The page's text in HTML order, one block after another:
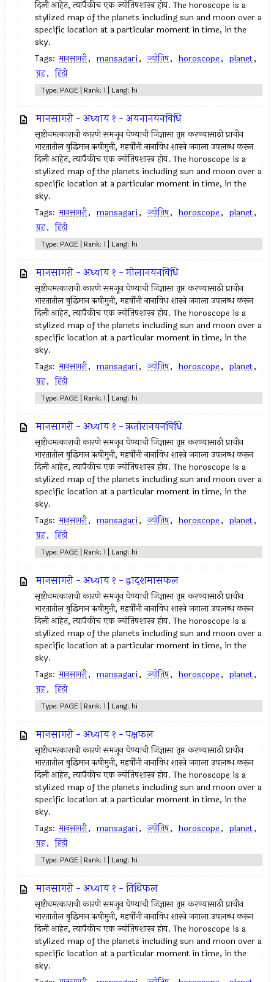
दिली आहेत, त्यापैकीच एक ज्योतिषशास्त्र होय. The horoscope is a
stylized map of the planets including sun and moon over a
specific location at a particular moment in time, in the
sky.
Tags: मानसागरी, mansagari, ज्योतिष, horoscope, planet,
ग्रह, हिंदी
Type: PAGE | Rank: 1 | Lang: hi
मानसागरी - अध्याय १ - अयनानयनविधि
सृष्टीचमत्काराची कारणे समजून घेण्याची जिज्ञासा तृप्त करण्यासाठी प्राचीन
भारतातील बुद्धिमान ऋषीमुनी, महर्षींनी नानाविध शास्त्रे जगाला उपलब्ध करून
दिली आहेत, त्यापैकीच एक ज्योतिषशास्त्र होय. The horoscope is a
stylized map of the planets including sun and moon over a
specific location at a particular moment in time, in the
sky.
Tags: मानसागरी, mansagari, ज्योतिष, horoscope, planet,
ग्रह, हिंदी
Type: PAGE | Rank: 1 | Lang: hi
मानसागरी - अध्याय १ - गोलानयनविधि
सृष्टीचमत्काराची कारणे समजून घेण्याची जिज्ञासा तृप्त करण्यासाठी प्राचीन
भारतातील बुद्धिमान ऋषीमुनी, महर्षींनी नानाविध शास्त्रे जगाला उपलब्ध करून
दिली आहेत, त्यापैकीच एक ज्योतिषशास्त्र होय. The horoscope is a
stylized map of the planets including sun and moon over a
specific location at a particular moment in time, in the
sky.
Tags: मानसागरी, mansagari, ज्योतिष, horoscope, planet,
ग्रह, हिंदी
Type: PAGE | Rank: 1 | Lang: hi
मानसागरी - अध्याय १ - ऋतोरानयनविधि
सृष्टीचमत्काराची कारणे समजून घेण्याची जिज्ञासा तृप्त करण्यासाठी प्राचीन
भारतातील बुद्धिमान ऋषीमुनी, महर्षींनी नानाविध शास्त्रे जगाला उपलब्ध करून
दिली आहेत, त्यापैकीच एक ज्योतिषशास्त्र होय. The horoscope is a
stylized map of the planets including sun and moon over a
specific location at a particular moment in time, in the
sky.
Tags: मानसागरी, mansagari, ज्योतिष, horoscope, planet,
ग्रह, हिंदी
Type: PAGE | Rank: 1 | Lang: hi
मानसागरी - अध्याय १ - द्वादशमासफल
सृष्टीचमत्काराची कारणे समजून घेण्याची जिज्ञासा तृप्त करण्यासाठी प्राचीन
भारतातील बुद्धिमान ऋषीमुनी, महर्षींनी नानाविध शास्त्रे जगाला उपलब्ध करून
दिली आहेत, त्यापैकीच एक ज्योतिषशास्त्र होय. The horoscope is a
stylized map of the planets including sun and moon over a
specific location at a particular moment in time, in the
sky.
Tags: मानसागरी, mansagari, ज्योतिष, horoscope, planet,
ग्रह, हिंदी
Type: PAGE | Rank: 1 | Lang: hi
मानसागरी - अध्याय १ - पक्षफल
सृष्टीचमत्काराची कारणे समजून घेण्याची जिज्ञासा तृप्त करण्यासाठी प्राचीन
भारतातील बुद्धिमान ऋषीमुनी, महर्षींनी नानाविध शास्त्रे जगाला उपलब्ध करून
दिली आहेत, त्यापैकीच एक ज्योतिषशास्त्र होय. The horoscope is a
stylized map of the planets including sun and moon over a
specific location at a particular moment in time, in the
sky.
Tags: मानसागरी, mansagari, ज्योतिष, horoscope, planet,
ग्रह, हिंदी
Type: PAGE | Rank: 1 | Lang: hi
मानसागरी - अध्याय १ - तिथिफल
सृष्टीचमत्काराची कारणे समजून घेण्याची जिज्ञासा तृप्त करण्यासाठी प्राचीन
भारतातील बुद्धिमान ऋषीमुनी, महर्षींनी नानाविध शास्त्रे जगाला उपलब्ध करून
दिली आहेत, त्यापैकीच एक ज्योतिषशास्त्र होय. The horoscope is a
stylized map of the planets including sun and moon over a
specific location at a particular moment in time, in the
sky.